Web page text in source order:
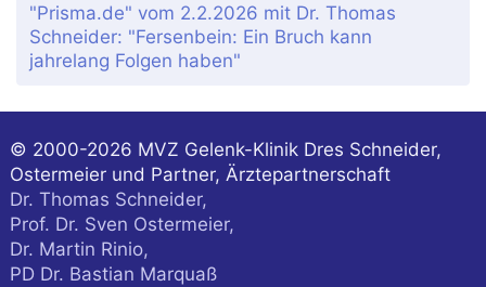
"Prisma.de" vom 2.2.2026 mit Dr. Thomas
Schneider: "Fersenbein: Ein Bruch kann
jahrelang Folgen haben"
© 2000-2026 MVZ Gelenk-Klinik Dres Schneider,
Ostermeier und Partner, Ärztepartnerschaft
Dr. Thomas Schneider,
Prof. Dr. Sven Ostermeier,
Dr. Martin Rinio,
PD Dr. Bastian Marquaß